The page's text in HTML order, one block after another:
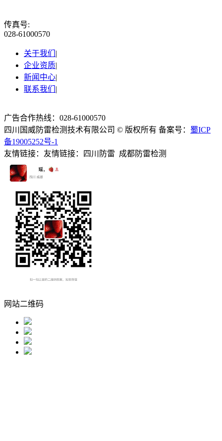
传真号:
028-61000570
关于我们 |
企业资质|
新闻中心|
联系我们 |
广告合作热线：028-61000570
四川国威防雷检测技术有限公司 © 版权所有 备案号： 蜀ICP
备19005252号-1
友情链接：友情链接：四川防雷 成都防雷检测
网站二维码